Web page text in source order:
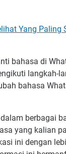
Yang Paling
bahasa di
langkah-
bahasa
berbagai
yang kalian
ini dengan